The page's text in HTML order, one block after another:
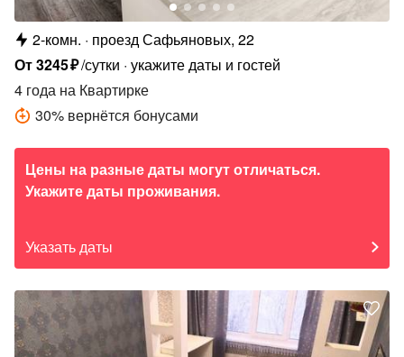
2-комн.
проезд Сафьяновых, 22
От3245₽/сутки укажите даты и гостей
4 года на Квартирке
30% вернётся бонусами
Цены на разные даты могут отличаться.
Укажите даты проживания.
Указать даты